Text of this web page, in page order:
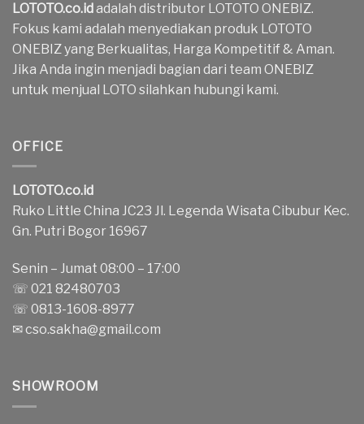
LOTOTO.co.idadalah distributor LOTOTO ONEBIZ.
Fokus kami adalah menyediakan produk LOTOTO
ONEBIZ yang Berkualitas, Harga Kompetitif & Aman.
Jika Anda ingin menjadi bagian dari team ONEBIZ
untuk menjual LOTO silahkan hubungi kami.
OFFICE
LOTOTO.co.id
Ruko Little China JC23 Jl. Legenda Wisata Cibubur Kec.
Gn. Putri Bogor 16967
Senin – Jumat 08:00 – 17:00
☏ 021 82480703
☏ 0813-1608-8977
✉cso.sakha@gmail.com
SHOWROOM